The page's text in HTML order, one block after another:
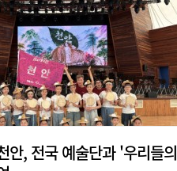
안, 전국 예술단과 '우리들의